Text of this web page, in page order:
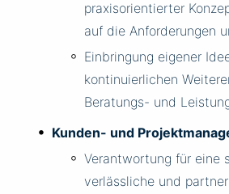
praxisorientierter
auf die Anforderungen
Einbringung eigener
kontinuierlichen
Beratungs- und
Kunden- und
Verantwortung für eine
verlässliche und